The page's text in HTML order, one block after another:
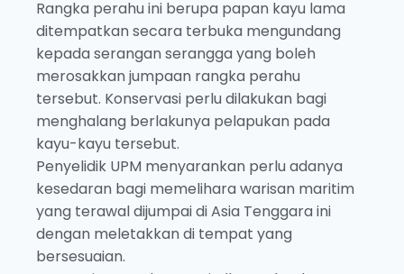
Rangka perahu ini berupa papan kayu lama
ditempatkan secara terbuka mengundang
kepada serangan serangga yang boleh
merosakkan jumpaan rangka perahu
tersebut. Konservasi perlu dilakukan bagi
menghalang berlakunya pelapukan pada
kayu-kayu tersebut.
Penyelidik UPM menyarankan perlu adanya
kesedaran bagi memelihara warisan maritim
yang terawal dijumpai di Asia Tenggara ini
dengan meletakkan di tempat yang
bersesuaian.